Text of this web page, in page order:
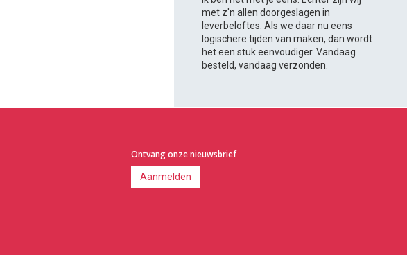
met z'n allen doorgeslagen in
leverbeloftes. Als we daar nu eens
logischere tijden van maken, dan wordt
het een stuk eenvoudiger. Vandaag
besteld, vandaag verzonden.
Ontvang onze nieuwsbrief
Aanmelden